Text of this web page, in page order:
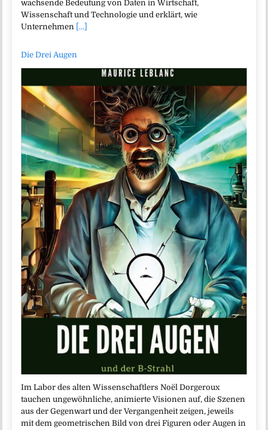
wachsende Bedeutung von Daten in Wirtschaft,
Wissenschaft und Technologie und erklärt, wie
Unternehmen [...]
Die Drei Augen
Im Labor des alten Wissenschaftlers Noël Dorgeroux
tauchen ungewöhnliche, animierte Visionen auf, die Szenen
aus der Gegenwart und der Vergangenheit zeigen, jeweils
mit dem geometrischen Bild von drei Figuren oder Augen in